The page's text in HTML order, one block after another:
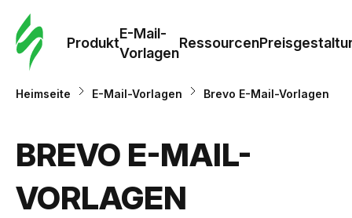
Produkt
E-Mail-
Vorlagen
Ressourcen
Heimseite E-Mail-Vorlagen Brevo E-Mail-Vorlagen
BREVO E-MAIL-
VORLAGEN